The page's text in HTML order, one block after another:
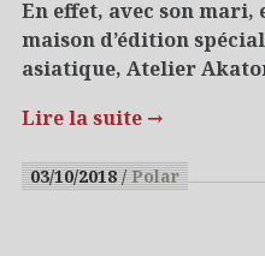
En effet, avec son
maison d’édition
asiatique, Atelier
Lire la suite →
03/10/2018 Polar